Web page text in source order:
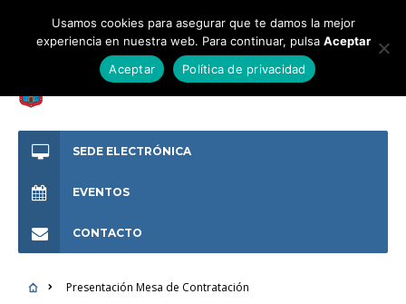
SEDE ELECTRÓNICA
EVENTOS
CONTACTO
Presentación Mesa de Contratación
Usamos cookies para asegurar que te damos la mejor
experiencia en nuestra web. Para continuar, pulsa Aceptar
Aceptar
Política de privacidad